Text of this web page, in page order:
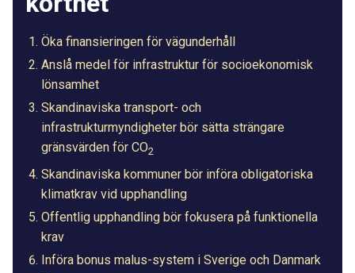
Öka finansieringen för vägunderhåll
Anslå medel för infrastruktur för socioekonomisk
lönsamhet
Skandinaviska transport- och
infrastrukturmyndigheter bör sätta strängare
gränsvärden för CO2
Skandinaviska kommuner bör införa obligatoriska
klimatkrav vid upphandling
Offentlig upphandling bör fokusera på funktionella
krav
Införa bonus malus-system i Sverige och Danmark